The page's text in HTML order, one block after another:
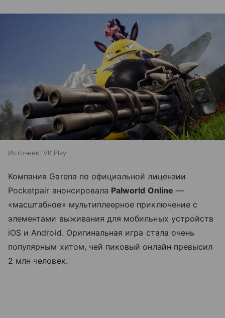
Источник: VK Play
Компания Garena по официальной лицензии
Pocketpair анонсировала Palworld Online —
«масштабное» мультиплеерное приключение с
элементами выживания для мобильных устройств
iOS и Android. Оригинальная игра стала очень
популярным хитом, чей пиковый онлайн превысил
2 млн человек.